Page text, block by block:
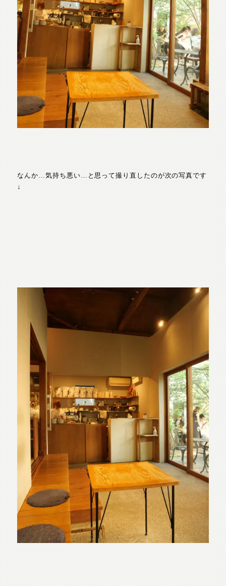
なんか…気持ち悪い…と思って撮り直したのが次の写真です
↓